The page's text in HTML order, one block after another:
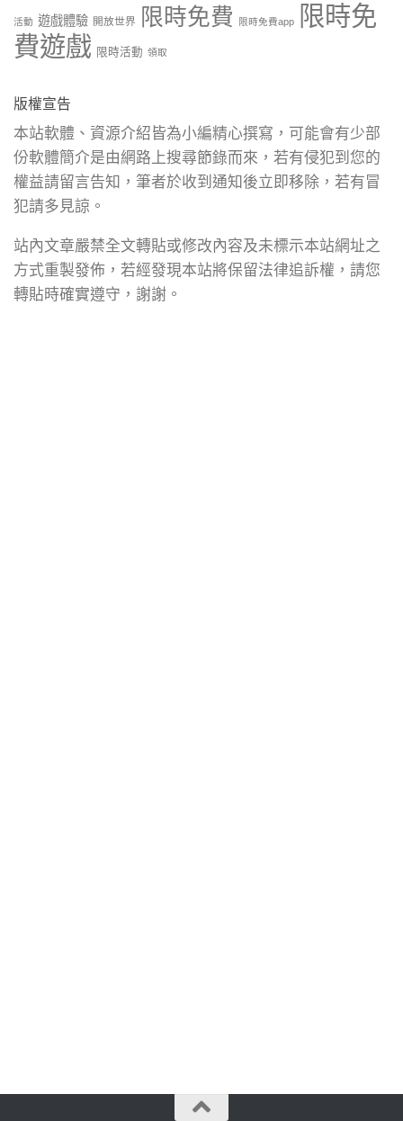
活動 遊戲體驗 開放世界 限時免費 限時免費app
限時免
費遊戲 限時活動 領取
版權宣告
本站軟體、資源介紹皆為小編精心撰寫，可能會有少部
份軟體簡介是由網路上搜尋節錄而來，若有侵犯到您的
權益請留言告知，筆者於收到通知後立即移除，若有冒
犯請多見諒。
站內文章嚴禁全文轉貼或修改內容及未標示本站網址之
方式重製發佈，若經發現本站將保留法律追訴權，請您
轉貼時確實遵守，謝謝。